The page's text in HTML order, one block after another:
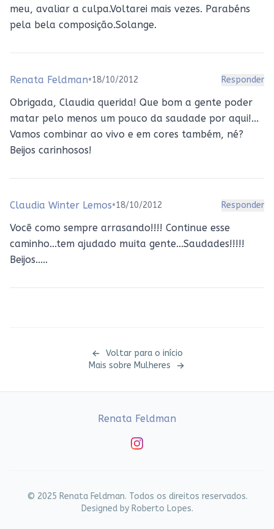
meu, avaliar a culpa.Voltarei mais vezes. Parabéns
pela bela composição.Solange.
Renata Feldman•18/10/2012 Responder
Obrigada, Claudia querida! Que bom a gente poder
matar pelo menos um pouco da saudade por aqui!...
Vamos combinar ao vivo e em cores também, né?
Beijos carinhosos!
Claudia Winter Lemos•18/10/2012 Responder
Você como sempre arrasando!!!! Continue esse
caminho...tem ajudado muita gente...Saudades!!!!!
Beijos.....
Voltar para o início
Mais sobre Mulheres
Renata Feldman
Instagram
© 2025 Renata Feldman. Todos os direitos reservados.
Designed by Roberto Lopes.